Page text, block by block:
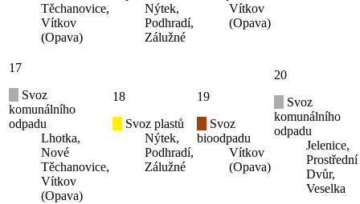
Těchanovice,
Vítkov
(Opava)
Nýtek,
Podhradí,
Zálužné
Vítkov
(Opava)
17
Svoz
komunálního
odpadu
Lhotka,
Nové
Těchanovice,
Vítkov
(Opava)
18
Svoz plastů
Nýtek,
Podhradí,
Zálužné
19
Svoz
bioodpadu
Vítkov
(Opava)
20
Svoz
komunálního
odpadu
Jelenice,
Prostřední
Dvůr,
Veselka